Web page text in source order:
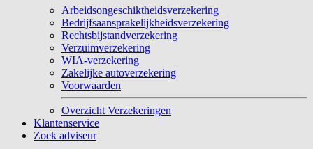
Arbeidsongeschiktheidsverzekering
Bedrijfsaansprakelijkheidsverzekering
Rechtsbijstandverzekering
Verzuimverzekering
WIA-verzekering
Zakelijke autoverzekering
Voorwaarden
Overzicht Verzekeringen
Klantenservice
Zoek adviseur